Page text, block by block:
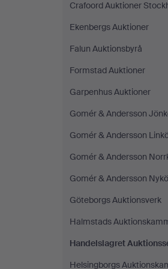
Crafoord Auktioner
Ekenbergs Auktioner
Falun Auktionsbyrå
Formstad Auktioner
Garpenhus Auktioner
Gomér & Andersson
Gomér & Andersson
Gomér & Andersson
Gomér & Andersson
Göteborgs Auktionsverk
Halmstads
Handelslagret
Helsingborgs